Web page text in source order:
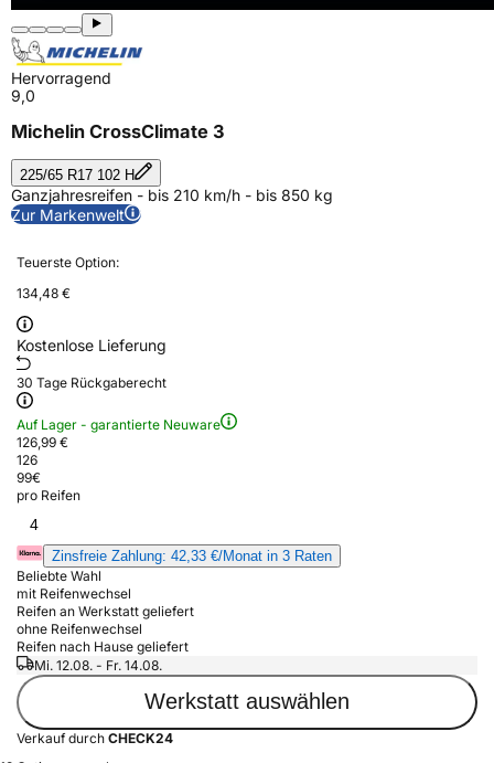
Hervorragend
9,0
Michelin CrossClimate 3
225/65 R17 102 H
Ganzjahresreifen - bis 210 km/h - bis 850 kg
Zur Markenwelt
Teuerste Option:
134,48 €
Kostenlose Lieferung
30 Tage Rückgaberecht
Auf Lager - garantierte Neuware
126,99 €
126
99€
pro Reifen
4
Zinsfreie Zahlung: 42,33 €/Monat in 3 Raten
Beliebte Wahl
mit Reifenwechsel
Reifen an Werkstatt geliefert
ohne Reifenwechsel
Reifen nach Hause geliefert
Mi. 12.08. - Fr. 14.08.
Werkstatt auswählen
Verkauf durch CHECK24